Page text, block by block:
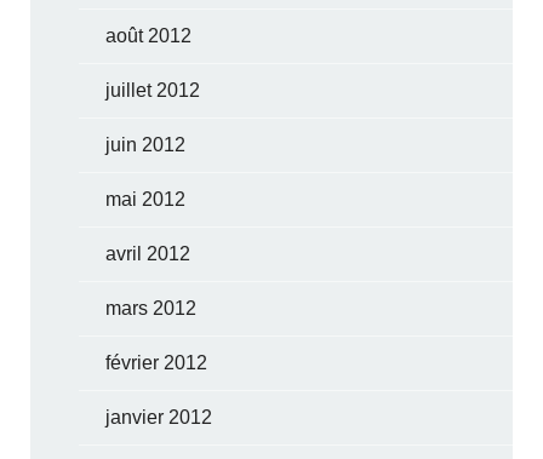
août 2012
juillet 2012
juin 2012
mai 2012
avril 2012
mars 2012
février 2012
janvier 2012